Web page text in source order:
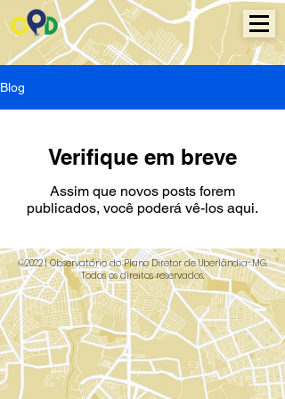
Blog
Verifique em breve
Assim que novos posts forem
publicados, você poderá vê-los aqui.
©2022 | Observatório do Plano Diretor de Uberlândia-MG.
Todos os direitos reservados.